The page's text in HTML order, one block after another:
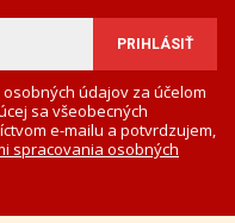
údajov za účelom
sa všeobecných
e-mailu a potvrdzujem,
spracovania osobných